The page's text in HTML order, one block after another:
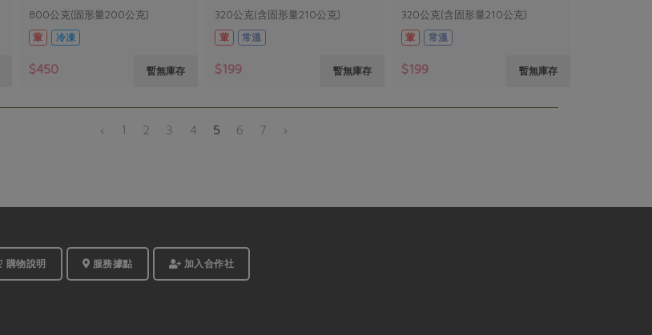
800公克(固形量200公克)
葷
冷凍
$450 暫無庫存
320公克(含固形量210公克)
葷
常溫
$199 暫無庫存
320公克(含固形量210公克)
葷
常溫
$199 暫無庫存
‹ 1 2 3 4 5 6 7 ›
購物說明 服務據點 加入合作社